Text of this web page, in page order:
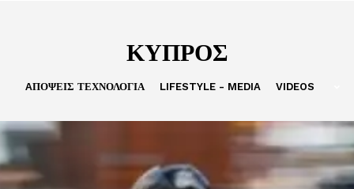
ΚΥΠΡΟΣ
AΠΌΨΕΙΣ ΤΕΧΝΟΛΟΓΙΑ LIFESTYLE - MEDIA VIDEOS